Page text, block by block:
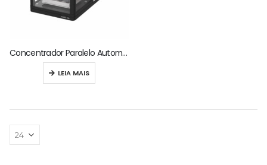
Concentrador Paralelo Automático de Volume Constante EXPEC 530
LEIA MAIS